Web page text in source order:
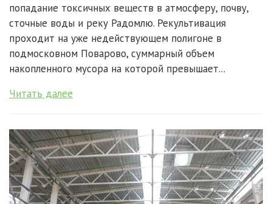
попадание токсичных веществ в атмосферу, почву,
сточные воды и реку Радомлю. Рекультивация
проходит на уже недействующем полигоне в
подмосковном Поварово, суммарный объем
накопленного мусора на которой превышает...
Читать далее